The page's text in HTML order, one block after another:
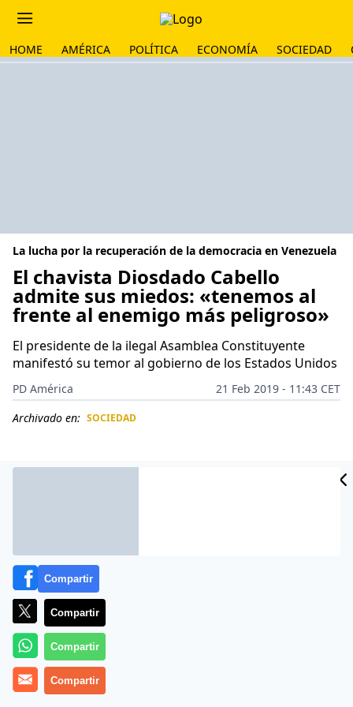
HOME AMÉRICA POLÍTICA ECONOMÍA SOCIEDAD
La lucha por la recuperación de la democracia en Venezuela
El chavista Diosdado Cabello
admite sus miedos: «tenemos al
frente al enemigo más peligroso»
El presidente de la ilegal Asamblea Constituyente
manifestó su temor al gobierno de los Estados Unidos
PD América
21 Feb 2019 - 11:43 CET
Archivado en: SOCIEDAD
Con cada nueva declaración el régimen chavista
reconoce que pasa por sus horas más difíciles, en esta
Compartir
Compartir
Compartir
Compartir